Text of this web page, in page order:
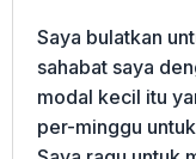
Saya bulatkan
sahabat saya
modal kecil itu
per-minggu